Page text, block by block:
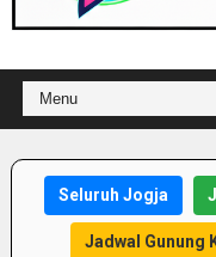
Seluruh Jogja
Jadwal Gunung